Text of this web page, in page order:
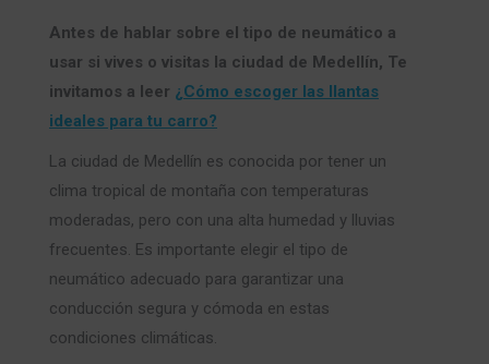
Antes de hablar sobre el tipo de neumático a
usar si vives o visitas la ciudad de Medellín, Te
invitamos a leer ¿Cómo escoger las llantas
ideales para tu carro?
La ciudad de Medellín es conocida por tener un
clima tropical de montaña con temperaturas
moderadas, pero con una alta humedad y lluvias
frecuentes. Es importante elegir el tipo de
neumático adecuado para garantizar una
conducción segura y cómoda en estas
condiciones climáticas.